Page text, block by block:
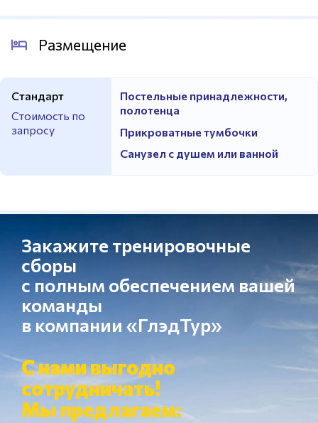
Размещение
Стандарт
Стоимость по
запросу
Постельные принадлежности,
полотенца
Прикроватные тумбочки
Санузел с душем или ванной
Закажите тренировочные
сборы
с полным обеспечением вашей
команды
в компании «ГлэдТур»
С нами выгодно
сотрудничать!
Мы предлагаем: